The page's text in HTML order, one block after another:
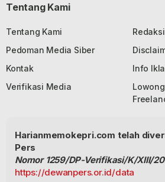
Tentang Kami
Tentang Kami
Redaksi
Pedoman Media Siber
Kontak
Info
Verifikasi Media
Harianmemokepri.com telah
Pers
Nomor 1259/DP-Verifikasi/K/XIII/
https://dewanpers.or.id/data